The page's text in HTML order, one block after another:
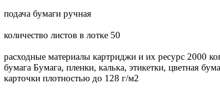
подача бумаги ручная
количество листов в лотке 50
расходные материалы картриджи и их ресурс 2000
бумага Бумага, пленки, калька, этикетки, цветная
карточки плотностью до 128 г/м2